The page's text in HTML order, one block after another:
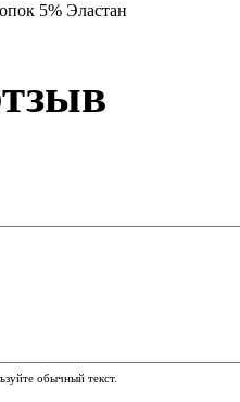
5% Эластан
обычный текст.